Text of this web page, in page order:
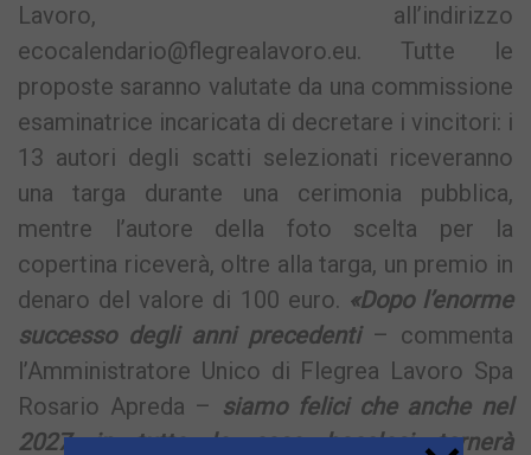
Lavoro, all’indirizzo
ecocalendario@flegrealavoro.eu. Tutte le
proposte saranno valutate da una commissione
esaminatrice incaricata di decretare i vincitori: i
13 autori degli scatti selezionati riceveranno
una targa durante una cerimonia pubblica,
mentre l’autore della foto scelta per la
copertina riceverà, oltre alla targa, un premio in
denaro del valore di 100 euro. «Dopo l’enorme
successo degli anni precedenti– commenta
l’Amministratore Unico di Flegrea Lavoro Spa
Rosario Apreda – siamo felici che anche nel
2027 in tutte le case bacolesi tornerà